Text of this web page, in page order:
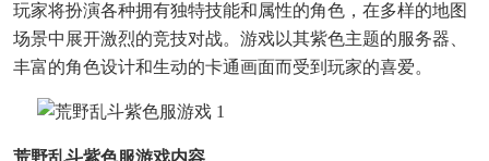
玩家将扮演各种拥有独特技能和属性的角色，在多样的地图
场景中展开激烈的竞技对战。游戏以其紫色主题的服务器、
丰富的角色设计和生动的卡通画面而受到玩家的喜爱。
荒野乱斗紫色服游戏内容